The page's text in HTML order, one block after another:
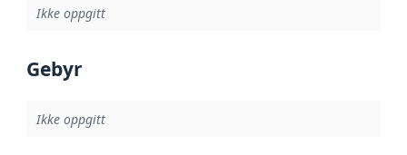
Ikke oppgitt
Gebyr
Ikke oppgitt